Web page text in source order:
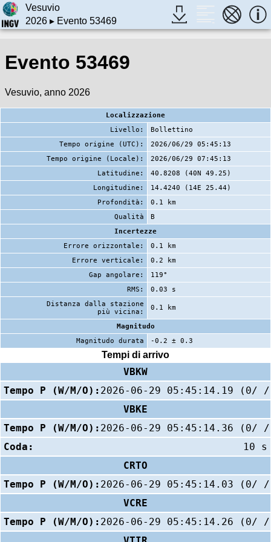
Vesuvio
2026▸ Evento 53469
Evento 53469
Vesuvio, anno 2026
Localizzazione
Livello:
Bollettino
Tempo origine (UTC):
2026/06/29 05:45:13
Tempo origine (Locale):
2026/06/29 07:45:13
Latitudine:
40.8208 (40N 49.25)
Longitudine:
14.4240 (14E 25.44)
Profondità:
0.1 km
Qualità
B
Incertezze
Errore orizzontale:
0.1 km
Errore verticale:
0.2 km
Gap angolare:
119°
RMS:
0.03 s
Distanza dalla stazione
più vicina:
0.1 km
Magnitudo
Magnitudo durata
-0.2 ± 0.3
Tempi di arrivo
VBKW
Tempo P (W/M/O): 2026-06-29 05:45:14.19 (0/
VBKE
Tempo P (W/M/O): 2026-06-29 05:45:14.36 (0/
Coda:
10 s
CRTO
Tempo P (W/M/O): 2026-06-29 05:45:14.03 (0/
VCRE
Tempo P (W/M/O): 2026-06-29 05:45:14.26 (0/